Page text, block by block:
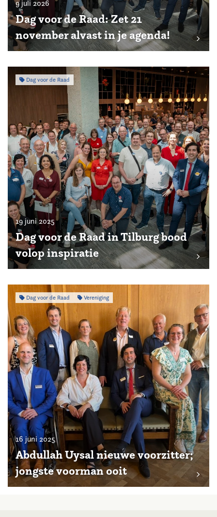
9 juli 2026
Dag voor de Raad: Zet 21
november alvast in je agenda!
Dag voor de Raad
19 juni 2025
Dag voor de Raad in Tilburg bood
volop inspiratie
Dag voor de Raad Vereniging
16 juni 2025
Abdullah Uysal nieuwe voorzitter;
jongste voorman ooit